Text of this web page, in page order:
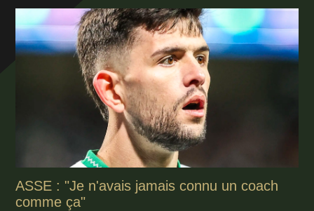
ASSE : "Je n'avais jamais connu un coach
comme ça"